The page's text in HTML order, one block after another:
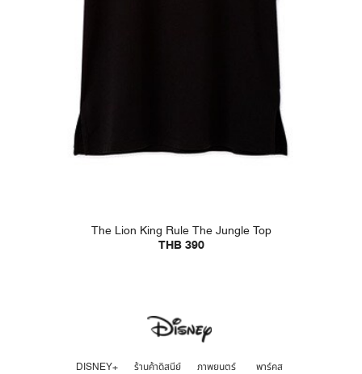
The Lion King Rule The Jungle Top
THB 390
DISNEY+ ร้านค้าดิสนีย์ ภาพยนตร์ พาร์คส